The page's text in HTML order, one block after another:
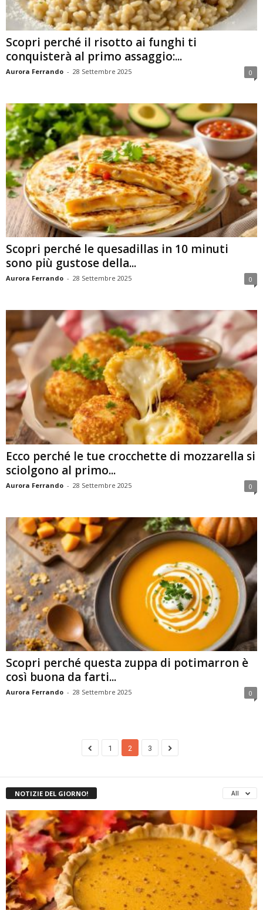
Scopri perché il risotto ai funghi ti
conquisterà al primo assaggio:...
Aurora Ferrando - 28 Settembre 2025 0
Scopri perché le quesadillas in 10 minuti
sono più gustose della...
Aurora Ferrando - 28 Settembre 2025 0
Ecco perché le tue crocchette di mozzarella si
sciolgono al primo...
Aurora Ferrando - 28 Settembre 2025 0
Scopri perché questa zuppa di potimarron è
così buona da farti...
Aurora Ferrando - 28 Settembre 2025 0
1 2 3
NOTIZIE DEL GIORNO! All